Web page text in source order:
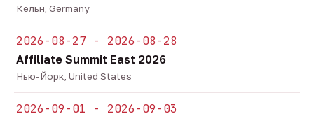
Кёльн, Germany
2026-08-27 - 2026-08-28
Affiliate Summit East 2026
Нью-Йорк, United States
2026-09-01 - 2026-09-03